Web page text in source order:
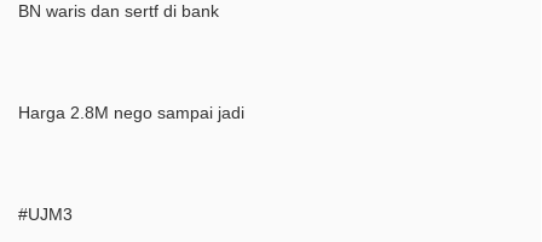
BN waris dan sertf di bank
Harga 2.8M nego sampai jadi
#UJM3